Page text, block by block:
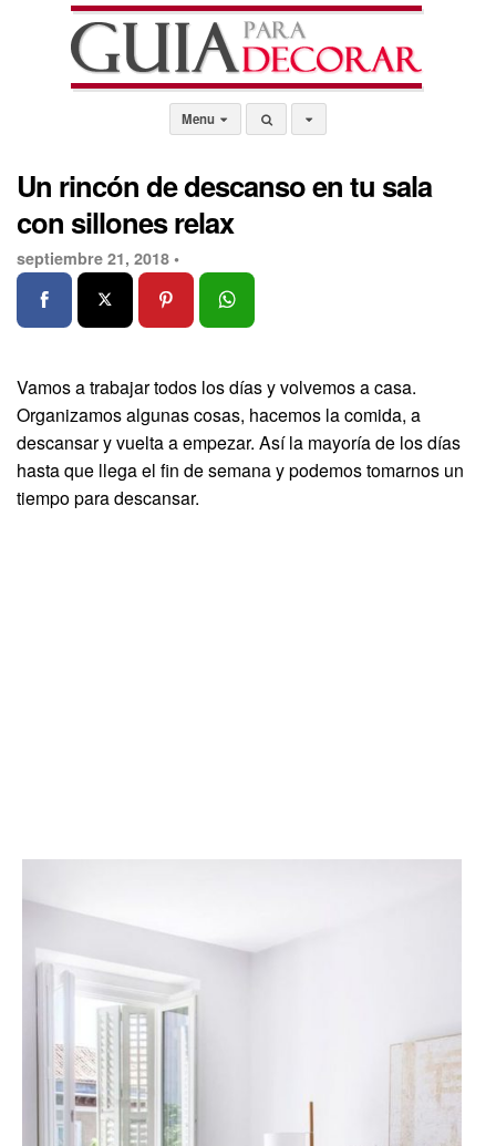
Menu
Un rincón de descanso en tu sala
con sillones relax
septiembre 21, 2018 •
Vamos a trabajar todos los días y volvemos a casa.
Organizamos algunas cosas, hacemos la comida, a
descansar y vuelta a empezar. Así la mayoría de los días
hasta que llega el fin de semana y podemos tomarnos un
tiempo para descansar.